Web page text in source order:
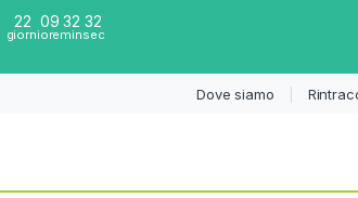
22
giorni
09
ore
32
min
32
sec
Dove siamo